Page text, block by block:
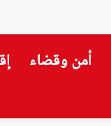
أمن وقضاء